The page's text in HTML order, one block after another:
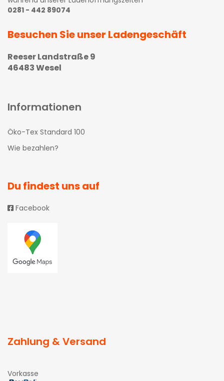
0281 - 442 89074
Besuchen Sie unser Ladengeschäft
Reeser Landstraße 9
46483 Wesel
Informationen
Öko-Tex Standard 100
Wie bezahlen?
Du findest uns auf
Facebook
Zahlung & Versand
Vorkasse